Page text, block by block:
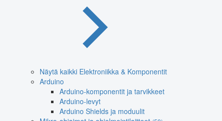
Näytä kaikki Elektroniikka & Komponentit
Arduino
Arduino-komponentit ja tarvikkeet
Arduino-levyt
Arduino Shields ja moduulit